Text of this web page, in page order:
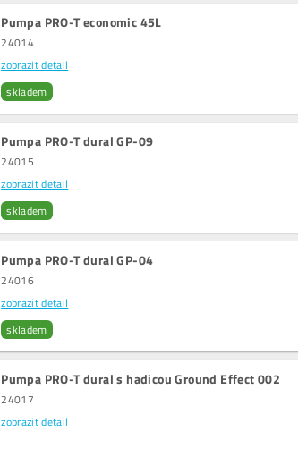
Pumpa PRO-T economic 45L
24014
zobrazit detail
skladem
Pumpa PRO-T dural GP-09
24015
zobrazit detail
skladem
Pumpa PRO-T dural GP-04
24016
zobrazit detail
skladem
Pumpa PRO-T dural s hadicou Ground Effect 002
24017
zobrazit detail